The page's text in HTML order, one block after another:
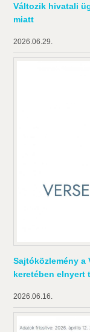
Változik hivatali
miatt
2026.06.29.
Sajtóközlemény a
keretében elnyert
2026.06.16.